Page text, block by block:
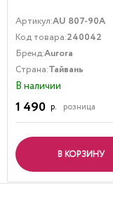
Артикул:AU 807-90A
Код товара:240042
Бренд:Aurora
Страна:Тайвань
В наличии
1 490 р. розница
В КОРЗИНУ